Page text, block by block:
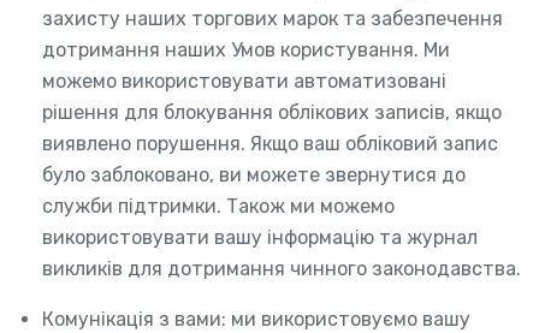
захисту наших торгових марок та забезпечення
дотримання наших Умов користування. Ми
можемо використовувати автоматизовані
рішення для блокування облікових записів, якщо
виявлено порушення. Якщо ваш обліковий запис
було заблоковано, ви можете звернутися до
служби підтримки. Також ми можемо
використовувати вашу інформацію та журнал
викликів для дотримання чинного законодавства.
Комунікація з вами: ми використовуємо вашу